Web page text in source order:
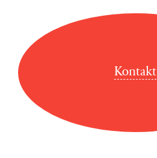
Kontakt